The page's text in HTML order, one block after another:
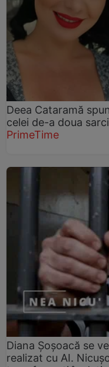
Deea Cataramă
celei de-a doua
PrimeTime
Diana Șoșoacă se
realizat cu AI.